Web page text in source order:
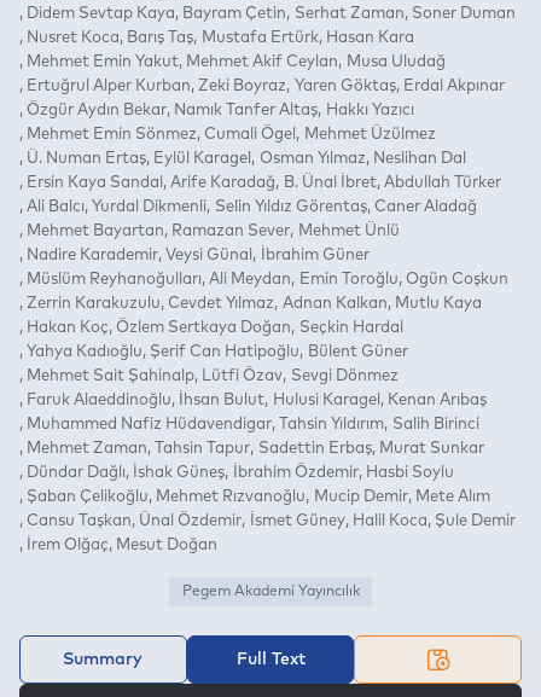
Didem Sevtap Kaya
Bayram Çetin Serhat Zaman
Soner Duman
Nusret Koca
Barış Taş Mustafa Ertürk
Hasan Kara
Mehmet Emin Yakut
Mehmet Akif Ceylan
Musa Uludağ
Ertuğrul Alper Kurban Zeki Boyraz Yaren Göktaş
Erdal Akpınar
Özgür Aydın Bekar
Namık Tanfer Altaş
Hakkı Yazıcı
Mehmet Emin Sönmez
Cumali Ögel
Mehmet Üzülmez
Ü. Numan Ertaş
Eylül Karagel Osman Yılmaz
Neslihan Dal
Ersin Kaya Sandal
Arife Karadağ B. Ünal İbret Abdullah Türker
Ali Balcı
Yurdal Dikmenli Selin Yıldız Görentaş Caner Aladağ
Mehmet Bayartan
Ramazan Sever
Mehmet Ünlü
Nadire Karademir Veysi Günal
İbrahim Güner
Müslüm Reyhanoğulları Ali Meydan Emin Toroğlu
Ogün Coşkun
Zerrin Karakuzulu
Cevdet Yılmaz Adnan Kalkan
Mutlu Kaya
Hakan Koç
Özlem Sertkaya Doğan
Seçkin Hardal
Yahya Kadıoğlu
Şerif Can Hatipoğlu
Bülent Güner
Mehmet Sait Şahinalp
Lütfi Özav
Sevgi Dönmez
Faruk Alaeddinoğlu
İhsan Bulut Hulusi Karagel
Kenan Arıbaş
Muhammed Nafiz Hüdavendigar
Tahsin Yıldırım
Salih Birinci
Mehmet Zaman
Tahsin Tapur Sadettin Erbaş
Murat Sunkar
Dündar Dağlı
İshak Güneş İbrahim Özdemir
Hasbi Soylu
Şaban Çelikoğlu
Mehmet Rızvanoğlu Mucip Demir
Mete Alım
Cansu Taşkan
Ünal Özdemir İsmet Güney Halil Koca
Şule Demir
İrem Olğaç
Mesut Doğan
Pegem Akademi Yayıncılık
Summary Full Text